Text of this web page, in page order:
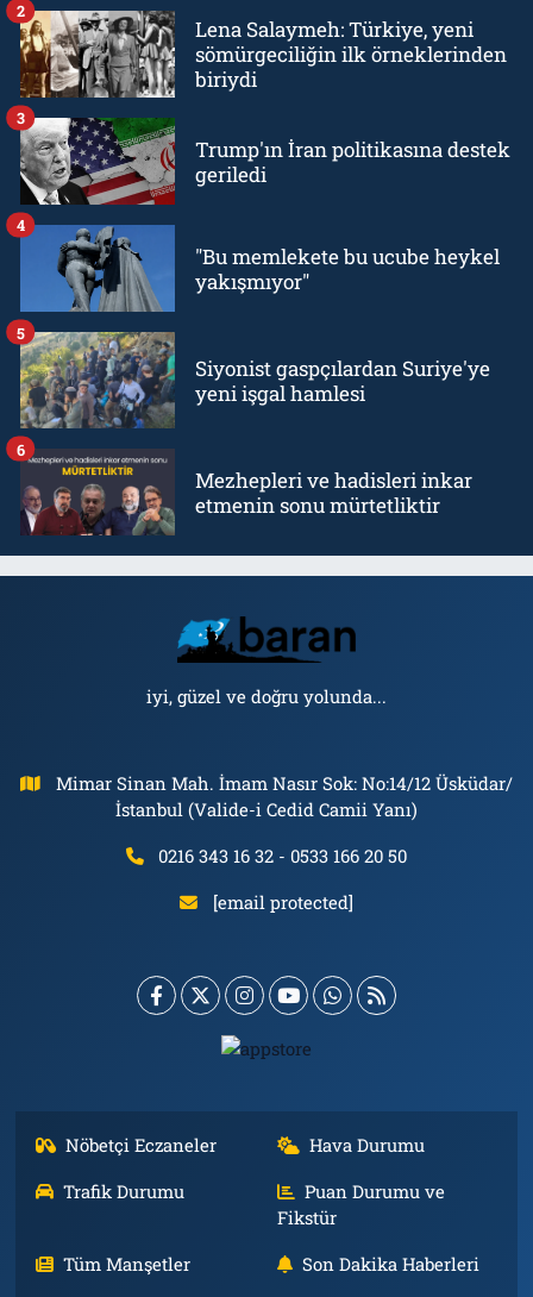
Lena Salaymeh: Türkiye, yeni
sömürgeciliğin ilk örneklerinden
biriydi
2
Trump'ın İran politikasına destek
geriledi
3
"Bu memlekete bu ucube heykel
yakışmıyor"
4
Siyonist gaspçılardan Suriye'ye
yeni işgal hamlesi
5
Mezhepleri ve hadisleri inkar
etmenin sonu mürtetliktir
6
iyi, güzel ve doğru yolunda...
Mimar Sinan Mah. İmam Nasır Sok: No:14/12 Üsküdar/
İstanbul (Valide-i Cedid Camii Yanı)
0216 343 16 32 - 0533 166 20 50
[email protected]
Nöbetçi Eczaneler
Hava Durumu
Trafik Durumu
Puan Durumu ve
Fikstür
Tüm Manşetler
Son Dakika Haberleri